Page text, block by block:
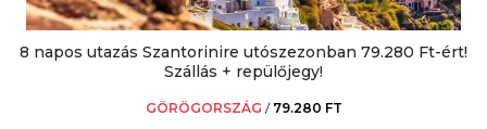
8 napos utazás Szantorinire utószezonban 79.280 Ft-ért!
Szállás + repülőjegy!
GÖRÖGORSZÁG / 79.280 FT